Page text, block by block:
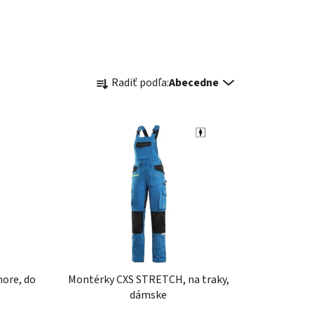
a
u
Radiť podľa:Abecedne
do
Montérky CXS STRETCH, na traky,
dámske